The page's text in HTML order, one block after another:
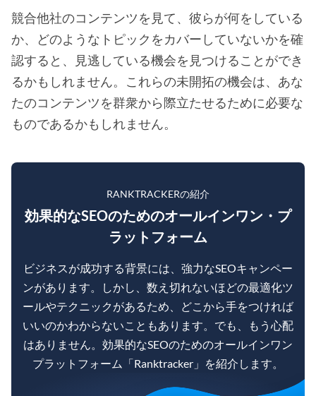
競合他社のコンテンツを見て、彼らが何をしている
か、どのようなトピックをカバーしていないかを確
認すると、見逃している機会を見つけることができ
るかもしれません。これらの未開拓の機会は、あな
たのコンテンツを群衆から際立たせるために必要な
ものであるかもしれません。
RANKTRACKERの紹介
効果的なSEOのためのオールインワン・プ
ラットフォーム
ビジネスが成功する背景には、強力なSEOキャンペー
ンがあります。しかし、数え切れないほどの最適化ツ
ールやテクニックがあるため、どこから手をつければ
いいのかわからないこともあります。でも、もう心配
はありません。効果的なSEOのためのオールインワン
プラットフォーム「Ranktracker」を紹介します。